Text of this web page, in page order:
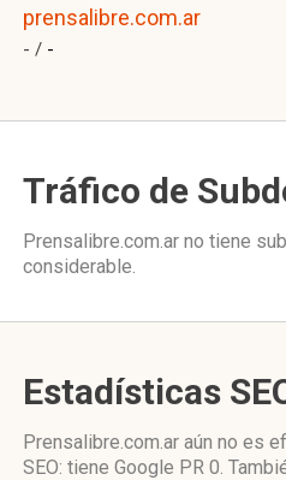
prensalibre.com.ar
- / -
Tráfico de
Prensalibre.com.ar no tiene
considerable.
Estadísticas
Prensalibre.com.ar aún no es
SEO: tiene Google PR 0.